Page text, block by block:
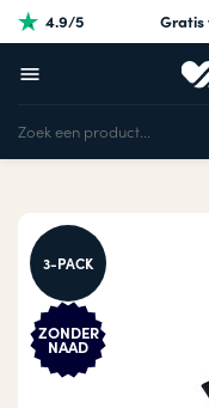
4.9/5 Gratis
3-PACK
ZONDER
NAAD